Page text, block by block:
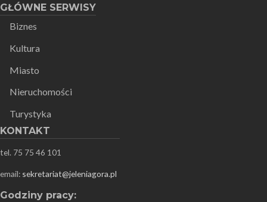
GŁÓWNE SERWISY
Biznes
Kultura
Miasto
Nieruchomości
Turystyka
KONTAKT
tel. 75 75 46 101
email: sekretariat@jeleniagora.pl
Godziny pracy: